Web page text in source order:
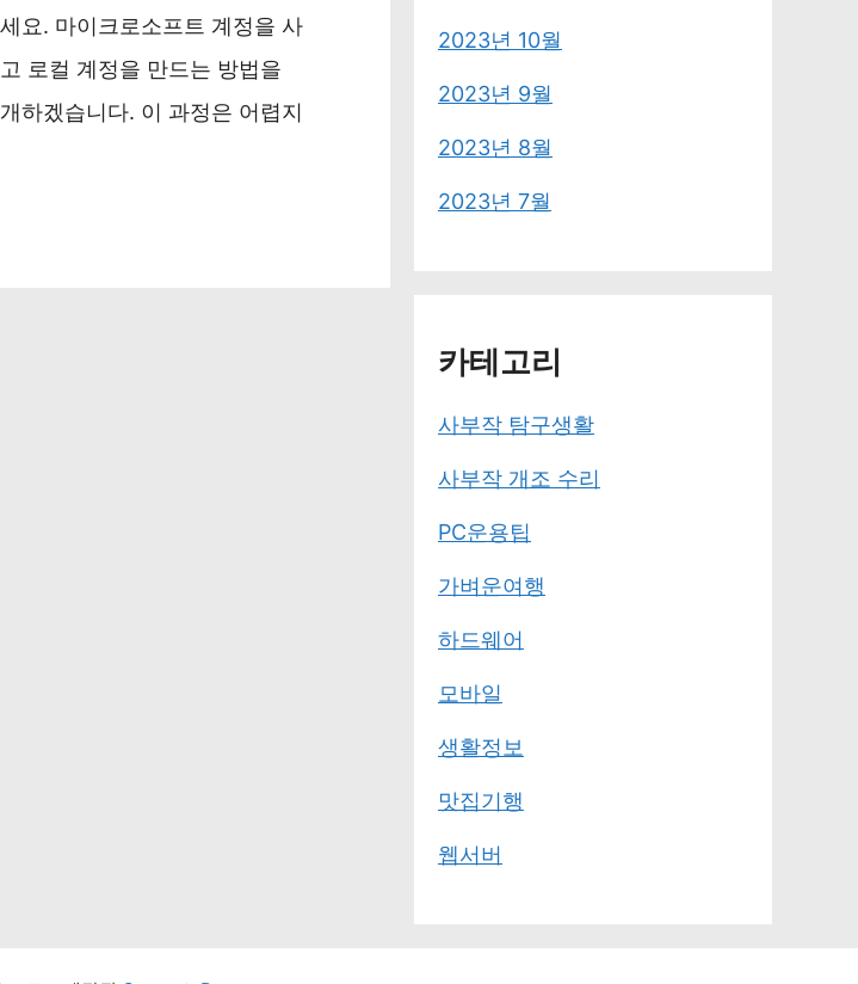
요. 마이크로소프트 계정을 사
로컬 계정을 만드는 방법을
하겠습니다. 이 과정은 어렵지
2023년 10월
2023년 9월
2023년 8월
2023년 7월
카테고리
사부작 탐구생활
사부작 개조 수리
PC운용팁
가벼운여행
하드웨어
모바일
생활정보
맛집기행
웹서버